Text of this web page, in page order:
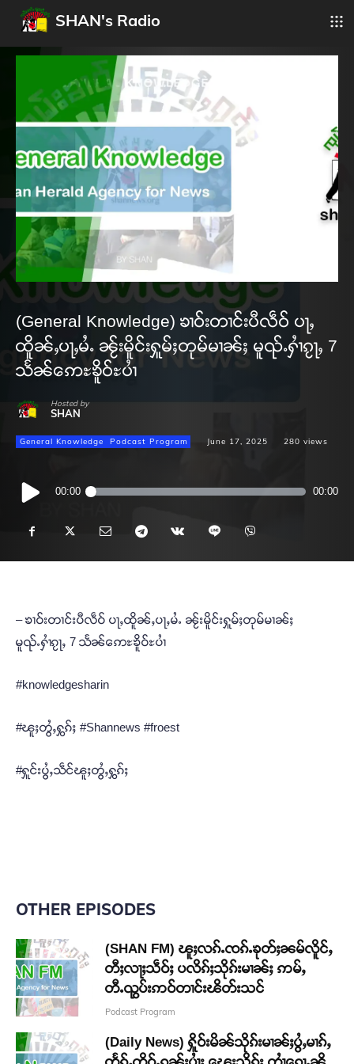
SHAN's Radio
(General Knowledge) ၶၢဝ်းတၢင်းပီလဵဝ် ပႃႇ
ထိူၼ်ႇပႃႇမႆႉ ၼႂ်းမိူင်းႁူမ်ႈတုမ်မၢၼ်ႈ မူၺ်ႉႁၢႆၵႂႃႇ 7
သႅၼ်ဢေႊၶိူဝ်ႊပၢႆ
Hosted by
SHAN
General Knowledge Podcast Program June 17, 2025 280 views
Audio
Player
00:00 00:00
– ၶၢဝ်းတၢင်းပီလဵဝ် ပႃႇထိူၼ်ႇပႃႇမႆႉ ၼႂ်းမိူင်းႁူမ်ႈတုမ်မၢၼ်ႈ
မူၺ်ႉႁၢႆၵႂႃႇ 7 သႅၼ်ဢေႊၶိူဝ်ႊပၢႆ
#knowledgesharin
#ၽူႈတွႆႇႁွၵ်ႈ #Shannews #froest
#ႁူင်းပွႆႇသဵင်ၽူႈတွႆႇႁွၵ်ႈ
OTHER EPISODES
(SHAN FM) ၽူႈလၵ်ႉၸၵ်ႉၶုတ်ႈၼမ်လိူင်ႇ
တီႈလႃႈသဵဝ်ႈ ပလိၵ်ႈသိုၵ်းမၢၼ်ႈ ဢမ်ႇ
တီႉၺွပ်းဢဝ်တၢင်းၽိတ်းသင်
Podcast Program
(Daily News) ႁိူဝ်းမိၼ်သိုၵ်းမၢၼ်ႈပွႆႇမၢၵ်ႇ